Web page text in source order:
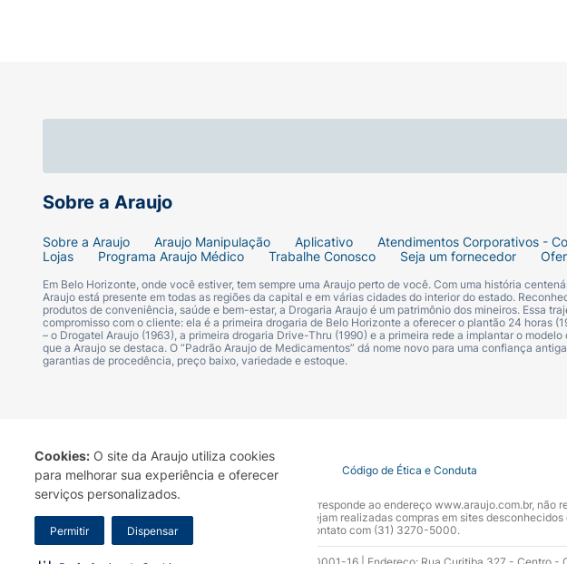
Cookies: O site da Araujo utiliza cookies
para melhorar sua experiência e oferecer
serviços personalizados.
Permitir Dispensar
Sobre a Araujo
Sobre a Araujo Araujo Manipulação Aplicativo Atendimentos Corporativos -
Lojas
Programa Araujo Médico Trabalhe Conosco Seja um fornecedor
Em Belo Horizonte, onde você estiver, tem sempre uma Araujo perto de você. Com uma história
Araujo está presente em todas as regiões da capital e em várias cidades do interior do estado.
produtos de conveniência, saúde e bem-estar, a Drogaria Araujo é um patrimônio dos mineiros. Essa
compromisso com o cliente: ela é a primeira drogaria de Belo Horizonte a oferecer o plantão 24 horas
– o Drogatel Araujo (1963), a primeira drogaria Drive-Thru (1990) e a primeira rede a implantar o
que a Araujo se destaca. O “Padrão Araujo de Medicamentos” dá nome novo para uma confiança
garantias de procedência, preço baixo, variedade e estoque.
Termo de Uso Portal da Privacidade Covid-19 Código de Ética e Conduta
A Drogaria Araujo S/A informa que o seu site oficial corresponde ao endereço www.araujo.com.br,
marca. Para sua segurança recomendamos que não sejam realizadas compras em sites
Araujo S.A. Em caso de dúvidas, gentileza entrar em contato com (31) 3270-5000.